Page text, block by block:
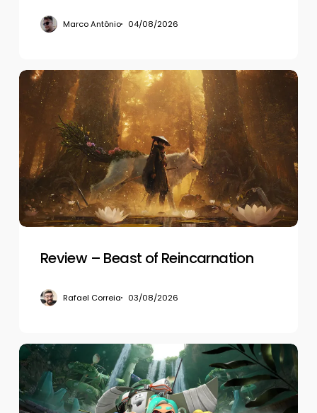
Marco Antônio 04/08/2026
Review
–
Beast
Reincarnation
Review – Beast of Reincarnation
Rafael Correia 03/08/2026
Review
–
Splatoon
Raiders